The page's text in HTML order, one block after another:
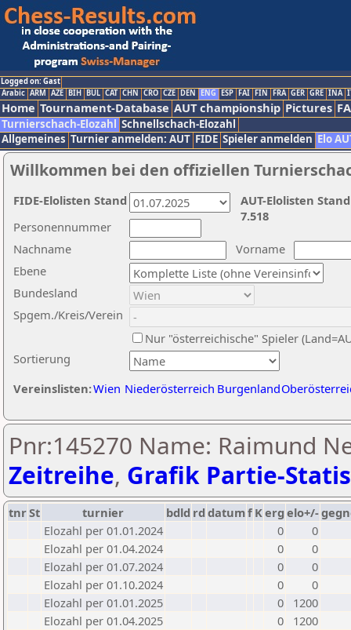
Logged on: Gast
Arabic ARM AZE BIH BUL CAT CHN CRO CZE DEN ENG ESP FAI FIN FRA GER GRE INA
Home Tournament-Database AUT championship Pictures
Turnierschach-Elozahl Schnellschach-Elozahl
Allgemeines Turnier anmelden: AUT FIDE Spieler anmelden Elo
Willkommen bei den offiziellen
Nachname
Vorname
Ebene
Sortierung
Personennummer
Bundesland
Spgem./Kreis/Verein
Nur "österreichische" Spieler
Vereinslisten:Wien Niederösterreich Burgenland
AUT-Elolisten
7.518
FIDE-Elolisten Stand
Pnr:145270 Name: Raimund
Zeitreihe, Grafik Partie-
tnrSt turnier bdld rd datumf Kerg elo+/-
Elozahl per 01.01.2024
0
0
Elozahl per 01.04.2024
0
0
Elozahl per 01.07.2024
0
0
Elozahl per 01.10.2024
0
0
Elozahl per 01.01.2025
0
1200
Elozahl per 01.04.2025
0
1200